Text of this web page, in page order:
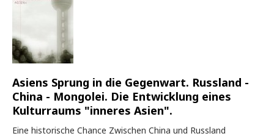
Asiens Sprung in die Gegenwart. Russland -
China - Mongolei. Die Entwicklung eines
Kulturraums "inneres Asien".
Eine historische Chance Zwischen China und Russland